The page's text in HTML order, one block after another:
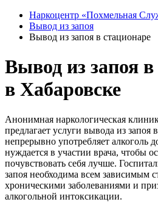
Наркоцентр «Похмельная
Вывод из запоя
Вывод из запоя в стационаре
Вывод из запоя
в Хабаровске
Анонимная наркологическая
предлагает услуги вывода из запоя
непрерывно употребляет алкоголь
нуждается в участии врача, чтобы
почувствовать себя лучше.
запоя необходима всем зависимым
хроническими заболеваниями и
алкогольной интоксикации.